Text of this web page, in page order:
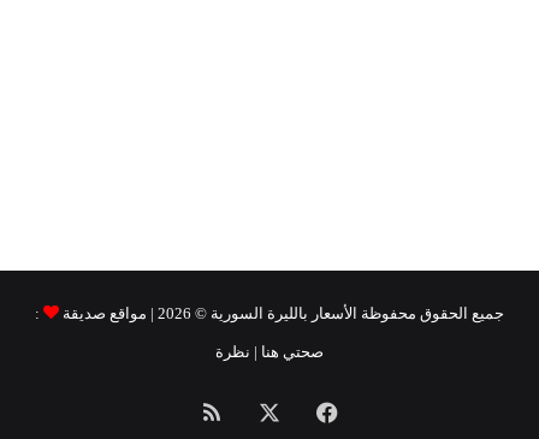
جميع الحقوق محفوظة الأسعار بالليرة السورية © :
صحتي هنا | نظرة
فيسبوك